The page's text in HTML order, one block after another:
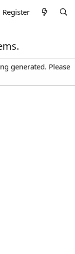
Register
generated. Please